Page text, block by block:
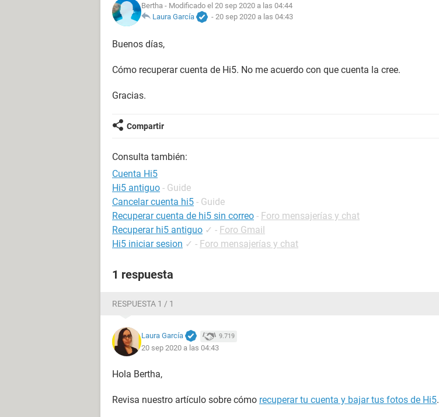
Bertha - Modificado el 20 sep 2020 a las 04:44
Laura García
- 20 sep 2020 a las 04:43
Buenos días,
Cómo recuperar cuenta de Hi5. No me acuerdo con que cuenta la cree.
Gracias.
Compartir
Consulta también:
Cuenta Hi5
Hi5 antiguo - Guide
Cancelar cuenta hi5 - Guide
Recuperar cuenta de hi5 sin correo - Foro mensajerías y chat
Recuperar hi5 antiguo ✓ - Foro Gmail
Hi5 iniciar sesion ✓ - Foro mensajerías y chat
1 respuesta
RESPUESTA 1 / 1
Laura García 9.719
20 sep 2020 a las 04:43
Hola Bertha,
Revisa nuestro artículo sobre cómo recuperar tu cuenta y bajar tus fotos de Hi5.